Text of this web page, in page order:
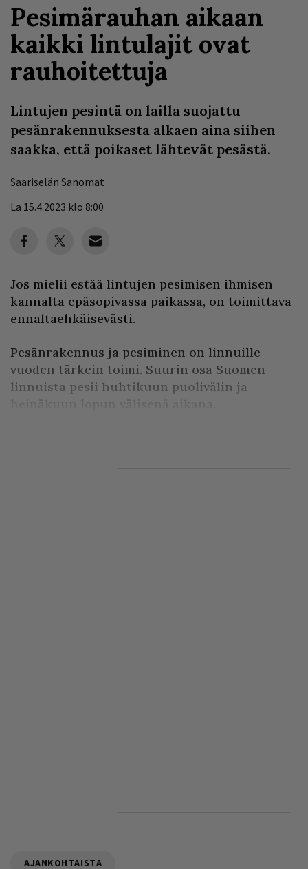
Pesimärauhan aikaan
kaikki lintulajit ovat
rauhoitettuja
Lintujen pesintä on lailla suojattu
pesänrakennuksesta alkaen aina siihen
saakka, että poikaset lähtevät pesästä.
Saariselän Sanomat
La 15.4.2023 klo 8:00
Jos mielii estää lintujen pesimisen ihmisen
kannalta epäsopivassa paikassa, on toimittava
ennaltaehkäisevästi.
Pesänrakennus ja pesiminen on linnuille
vuoden tärkein toimi. Suurin osa Suomen
linnuista pesii huhtikuun puolivälin ja
AJANKOHTAISTA